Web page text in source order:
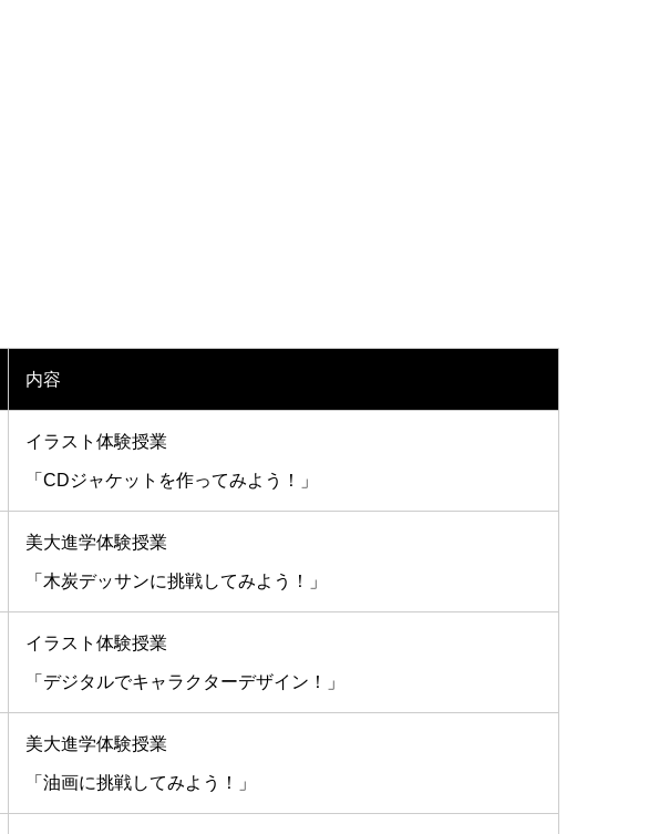
内容
イラスト体験授業
「CDジャケットを作ってみよう！」
美大進学体験授業
「木炭デッサンに挑戦してみよう！」
イラスト体験授業
「デジタルでキャラクターデザイン！」
美大進学体験授業
「油画に挑戦してみよう！」